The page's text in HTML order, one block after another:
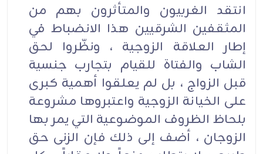
انتقد الغربيون والمتأثرون بهم من
المثقفين الشرقيين هذا الانضباط في
إطار العلاقة الزوجية ، ونظّروا لحق
الشاب والفتاة للقيام بتجارب جنسية
قبل الزواج ، بل لم يعلقوا أهمية كبرى
على الخيانة الزوجية واعتبروها مشروعة
بلحاظ الظروف الموضوعية التي يمر بها
الزوجان ، أضف إلى ذلك فإن الزنى حق